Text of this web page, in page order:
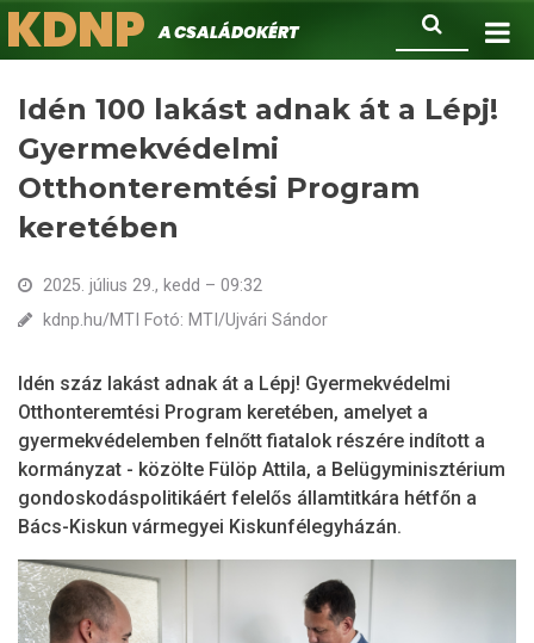
Ugrás
a
Keresés
KDNPA családokért.
Idén 100 lakást adnak át a Lépj!
Gyermekvédelmi
Otthonteremtési Program
keretében
2025. július 29., kedd – 09:32
kdnp.hu/MTI Fotó: MTI/Ujvári Sándor
Idén száz lakást adnak át a Lépj! Gyermekvédelmi
Otthonteremtési Program keretében, amelyet a
gyermekvédelemben felnőtt fiatalok részére indított a
kormányzat - közölte Fülöp Attila, a Belügyminisztérium
gondoskodáspolitikáért felelős államtitkára hétfőn a
Bács-Kiskun vármegyei Kiskunfélegyházán.